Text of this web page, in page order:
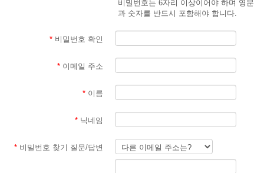
비밀번호는 6자리 이상이어야 하며 영문
과 숫자를 반드시 포함해야 합니다.
* 비밀번호 확인
* 이메일 주소
* 이름
* 닉네임
* 비밀번호 찾기 질문/답변